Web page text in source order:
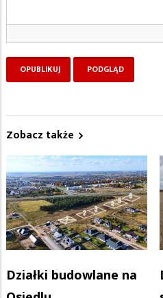
Zobacz także
Działki budowlane na